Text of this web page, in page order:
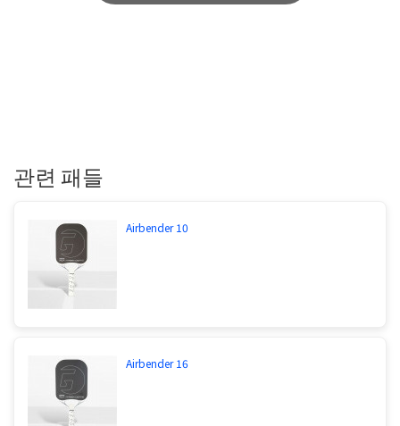
관련 패들
Airbender 10
Airbender 16